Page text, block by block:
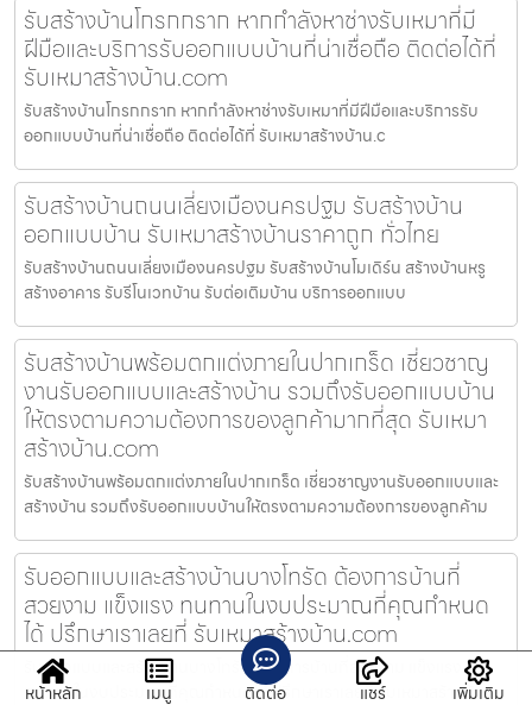
รับสร้างบ้านโกรกกราก หากกำลังหาช่างรับเหมาที่มี
ฝีมือและบริการรับออกแบบบ้านที่น่าเชื่อถือ ติดต่อได้ที่
รับเหมาสร้างบ้าน.com
รับสร้างบ้านโกรกกราก หากกำลังหาช่างรับเหมาที่มีฝีมือและบริการรับ
ออกแบบบ้านที่น่าเชื่อถือ ติดต่อได้ที่ รับเหมาสร้างบ้าน.c
รับสร้างบ้านถนนเลี่ยงเมืองนครปฐม รับสร้างบ้าน
ออกแบบบ้าน รับเหมาสร้างบ้านราคาถูก ทั่วไทย
รับสร้างบ้านถนนเลี่ยงเมืองนครปฐม รับสร้างบ้านโมเดิร์น สร้างบ้านหรู
สร้างอาคาร รับรีโนเวทบ้าน รับต่อเติมบ้าน บริการออกแบบ
รับสร้างบ้านพร้อมตกแต่งภายในปากเกร็ด เชี่ยวชาญ
งานรับออกแบบและสร้างบ้าน รวมถึงรับออกแบบบ้าน
ให้ตรงตามความต้องการของลูกค้ามากที่สุด รับเหมา
สร้างบ้าน.com
รับสร้างบ้านพร้อมตกแต่งภายในปากเกร็ด เชี่ยวชาญงานรับออกแบบและ
สร้างบ้าน รวมถึงรับออกแบบบ้านให้ตรงตามความต้องการของลูกค้าม
รับออกแบบและสร้างบ้านบางโทรัด ต้องการบ้านที่
สวยงาม แข็งแรง ทนทานในงบประมาณที่คุณกำหนด
ได้ ปรึกษาเราเลยที่ รับเหมาสร้างบ้าน.com
รับออกแบบและสร้างบ้านบางโทรัด ต้องการบ้านที่สวยงาม แข็งแรง
ทนทานในงบประมาณที่คุณกำหนดได้ ปรึกษาเราเลยที่ รับเหมาสร้างบ้า
หน้าหลัก เมนู ติดต่อ แชร์ เพิ่มเติม